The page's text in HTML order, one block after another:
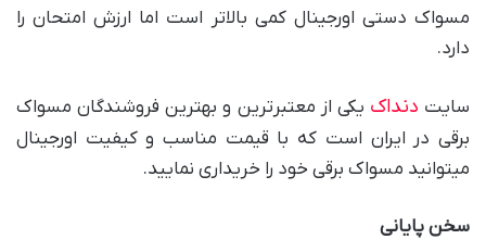
مسواک دستی اورجینال کمی بالاتر است اما ارزش امتحان را
دارد.
سایت دنداک یکی از معتبرترین و بهترین فروشندگان مسواک
برقی در ایران است که با قیمت مناسب و کیفیت اورجینال
میتوانید مسواک برقی خود را خریداری نمایید.
سخن پایانی